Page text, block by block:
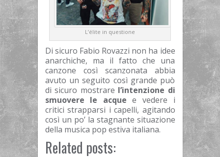
L’élite in questione
Di sicuro Fabio Rovazzi non ha idee
anarchiche, ma il fatto che una
canzone così scanzonata abbia
avuto un seguito così grande può
di sicuro mostrare l’intenzione di
smuovere le acque e vedere i
critici strapparsi i capelli, agitando
così un po’ la stagnante situazione
della musica pop estiva italiana.
Related posts: